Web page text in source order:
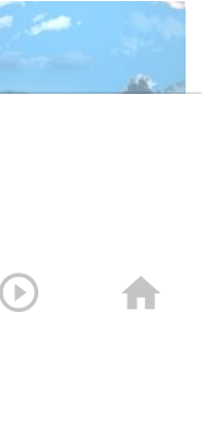
وصايا الخالدين الشهيد